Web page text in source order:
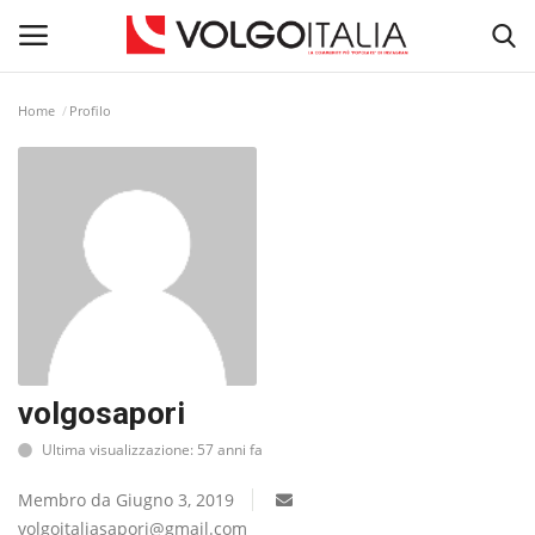
La Community
Territorio
Il Fondatore
Dicono di noi
Entra nel Team
Home Profilo
volgosapori
Ultima visualizzazione: 57 anni fa
Membro da Giugno 3, 2019
volgoitaliasapori@gmail.com